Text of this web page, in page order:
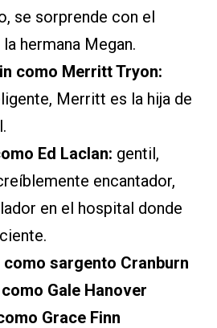
se sorprende con el
hermana Megan.
como Merritt Tryon:
Merritt es la hija de
Ed Laclan: gentil,
encantador,
en el hospital donde
sargento Cranburn
Gale Hanover
Grace Finn